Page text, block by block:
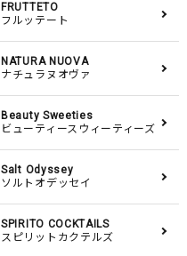
FRUTTETO
フルッテート
NATURA NUOVA
ナチュラヌオヴァ
Beauty Sweeties
ビューティースウィーティーズ
Salt Odyssey
ソルトオデッセイ
SPIRITO COCKTAILS
スピリットカクテルズ